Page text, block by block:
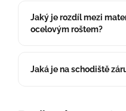
Jaký je rozdíl mezi
ocelovým roštem?
Jaká je na schodiště